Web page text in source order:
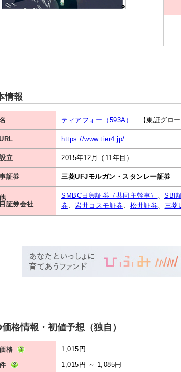
情報
ティアフォー（593A） 【東証グロー
https://www.tier4.jp/
立 2015年12月（11年目）
証券 三菱UFJモルガン・スタンレー証券
証券会社
SMBC日興証券（共同主幹事） 、 SBI
券、 岩井コスモ証券、 松井証券、 三菱
格情報・初値予想（独自）
格 1,015円
1,015円 ～ 1,085円